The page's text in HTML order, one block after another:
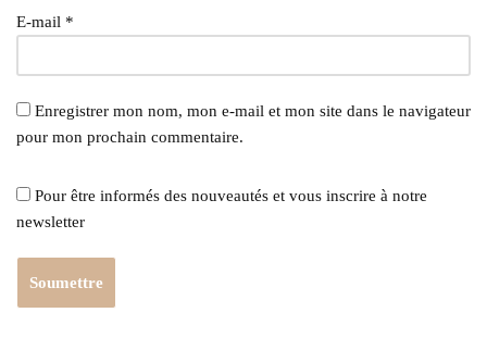
E-mail *
Enregistrer mon nom, mon e-mail et mon site dans le navigateur
pour mon prochain commentaire.
Pour être informés des nouveautés et vous inscrire à notre
newsletter